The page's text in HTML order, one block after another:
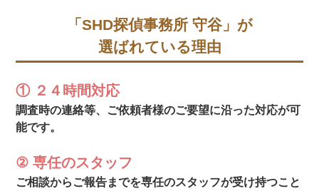
「SHD探偵事務所 守谷」が
選ばれている理由
① ２４時間対応
調査時の連絡等、ご依頼者様のご要望に沿った対応が可
能です。
② 専任のスタッフ
ご相談からご報告までを専任のスタッフが受け持つこと